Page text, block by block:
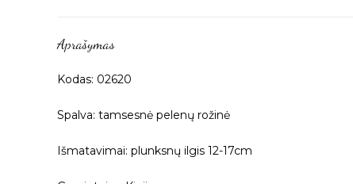
Aprašymas
Kodas: 02620
Spalva: tamsesnė pelenų rožinė
Išmatavimai: plunksnų ilgis 12-17cm